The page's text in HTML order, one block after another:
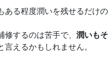
ある程度潤いを残せるだけの
するのは苦手で、 潤いもそ
言えるかもしれません。